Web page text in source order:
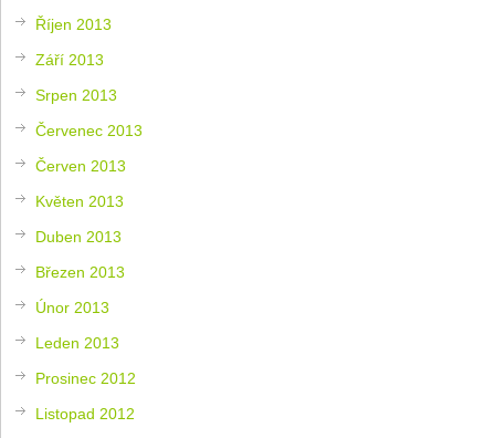
Říjen 2013
Září 2013
Srpen 2013
Červenec 2013
Červen 2013
Květen 2013
Duben 2013
Březen 2013
Únor 2013
Leden 2013
Prosinec 2012
Listopad 2012